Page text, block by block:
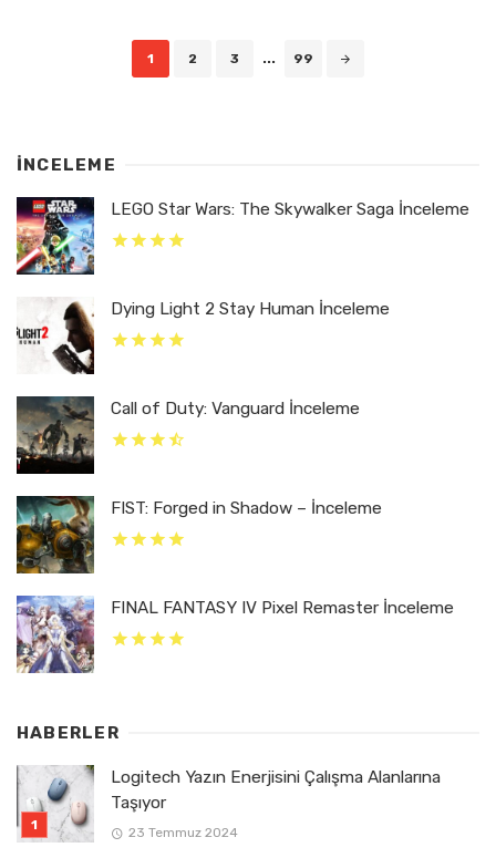
1 2 3 ... 99
İNCELEME
LEGO Star Wars: The Skywalker Saga İnceleme
Dying Light 2 Stay Human İnceleme
Call of Duty: Vanguard İnceleme
FIST: Forged in Shadow – İnceleme
FINAL FANTASY IV Pixel Remaster İnceleme
HABERLER
Logitech Yazın Enerjisini Çalışma Alanlarına
Taşıyor
23 Temmuz 2024